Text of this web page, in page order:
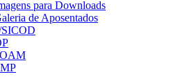
para Downloads
de Aposentados